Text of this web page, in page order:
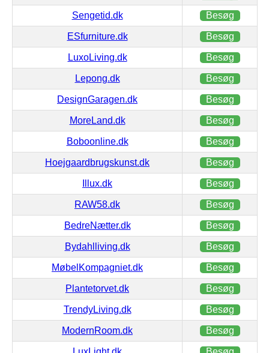
Sengetid.dk Besøg
ESfurniture.dk Besøg
LuxoLiving.dk Besøg
Lepong.dk Besøg
DesignGaragen.dk Besøg
MoreLand.dk Besøg
Boboonline.dk Besøg
Hoejgaardbrugskunst.dk Besøg
Illux.dk Besøg
RAW58.dk Besøg
BedreNætter.dk Besøg
Bydahlliving.dk Besøg
MøbelKompagniet.dk Besøg
Plantetorvet.dk Besøg
TrendyLiving.dk Besøg
ModernRoom.dk Besøg